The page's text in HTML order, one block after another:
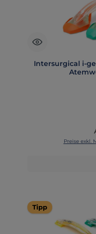
Intersurgical i-
Preise exkl.
Tipp